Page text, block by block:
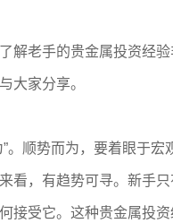
解老手的贵金属投资经
大家分享。
。顺势而为，要着眼于
看，有趋势可寻。新手只
接受它。这种贵金属投